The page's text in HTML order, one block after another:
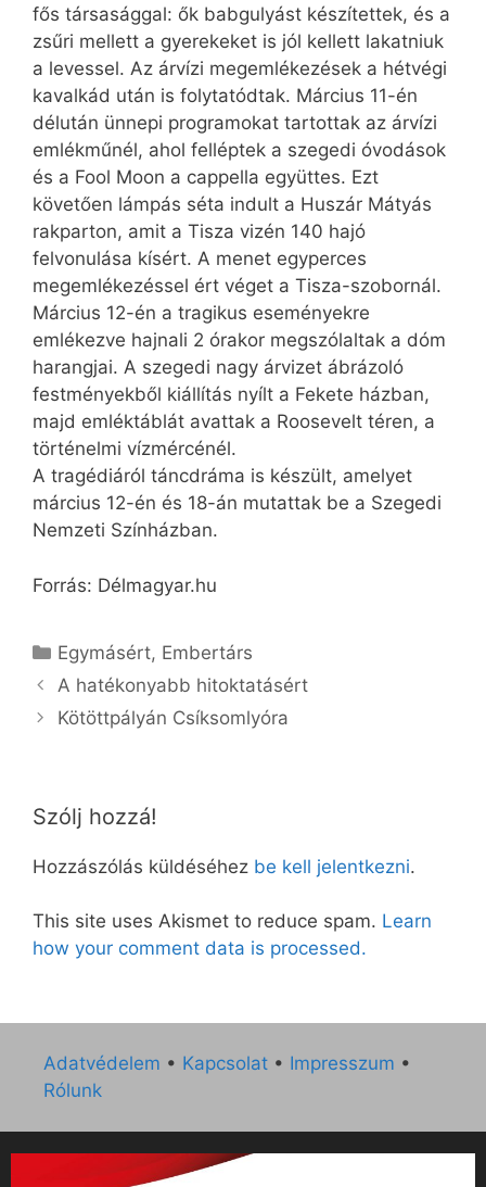
fős társasággal: ők babgulyást készítettek, és a
zsűri mellett a gyerekeket is jól kellett lakatniuk
a levessel. Az árvízi megemlékezések a hétvégi
kavalkád után is folytatódtak. Március 11-én
délután ünnepi programokat tartottak az árvízi
emlékműnél, ahol felléptek a szegedi óvodások
és a Fool Moon a cappella együttes. Ezt
követően lámpás séta indult a Huszár Mátyás
rakparton, amit a Tisza vizén 140 hajó
felvonulása kísért. A menet egyperces
megemlékezéssel ért véget a Tisza-szobornál.
Március 12-én a tragikus eseményekre
emlékezve hajnali 2 órakor megszólaltak a dóm
harangjai. A szegedi nagy árvizet ábrázoló
festményekből kiállítás nyílt a Fekete házban,
majd emléktáblát avattak a Roosevelt téren, a
történelmi vízmércénél.
A tragédiáról táncdráma is készült, amelyet
március 12-én és 18-án mutattak be a Szegedi
Nemzeti Színházban.
Forrás: Délmagyar.hu
Kategória
Egymásért, Embertárs
A hatékonyabb hitoktatásért
Kötöttpályán Csíksomlyóra
Szólj hozzá!
Hozzászólás küldéséhez be kell jelentkezni.
This site uses Akismet to reduce spam. Learn
how your comment data is processed.
Adatvédelem • Kapcsolat • Impresszum •
Rólunk